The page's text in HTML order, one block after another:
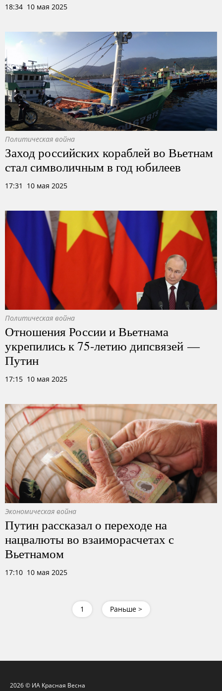
18:34 10 мая 2025
Политическая война
Заход российских кораблей во Вьетнам
стал символичным в год юбилеев
17:31 10 мая 2025
Политическая война
Отношения России и Вьетнама
укрепились к 75-летию дипсвязей —
Путин
17:15 10 мая 2025
Экономическая война
Путин рассказал о переходе на
нацвалюты во взаиморасчетах с
Вьетнамом
17:10 10 мая 2025
1 Раньше >
2026 © ИА Красная Весна